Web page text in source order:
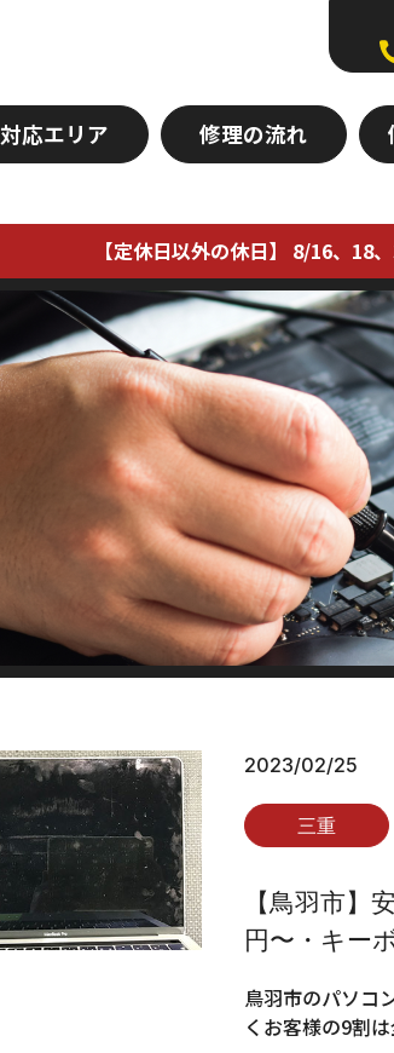
対応エリア 修理の流れ
【定休日以外の休日】 8/16、18
2023/02/25
三重
【鳥羽市】
円〜・キー
鳥羽市のパソコ
くお客様の9割